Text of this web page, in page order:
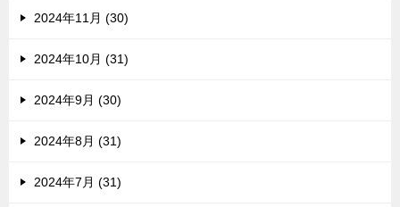
2024年11月 (30)
2024年10月 (31)
2024年9月 (30)
2024年8月 (31)
2024年7月 (31)